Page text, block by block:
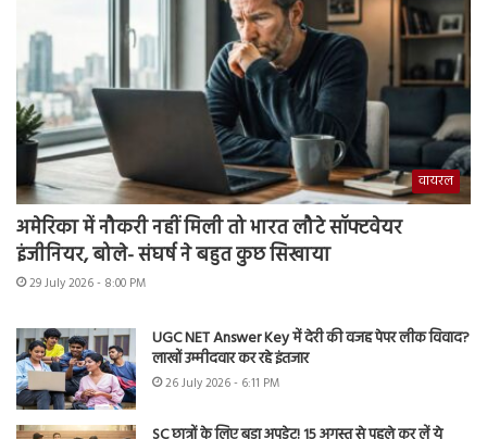
वायरल
अमेरिका में नौकरी नहीं मिली तो भारत लौटे सॉफ्टवेयर
इंजीनियर, बोले- संघर्ष ने बहुत कुछ सिखाया
29 July 2026 - 8:00 PM
UGC NET Answer Key में देरी की वजह पेपर लीक विवाद?
लाखों उम्मीदवार कर रहे इंतजार
26 July 2026 - 6:11 PM